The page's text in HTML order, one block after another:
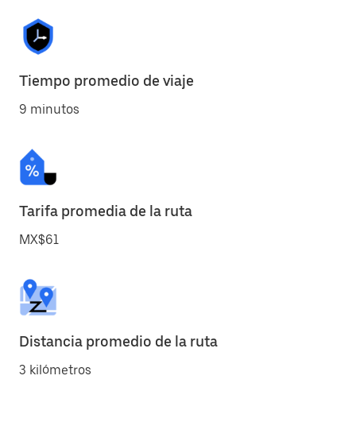
Tiempo promedio de viaje
9 minutos
Tarifa promedia de la ruta
MX$61
Distancia promedio de la ruta
3 kilómetros